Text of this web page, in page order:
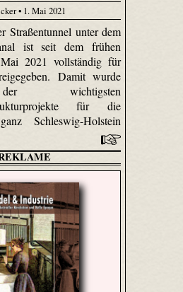
• 1. Mai 2021
Straßentunnel unter dem
ist seit dem frühen
2021 vollständig für
Damit wurde
wichtigsten
für die
Schleswig-Holstein